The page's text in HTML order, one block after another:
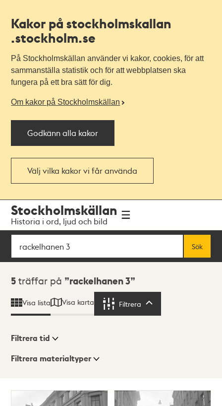
Kakor på stockholmskallan
.stockholm.se
På Stockholmskällan använder vi kakor, cookies, för att
sammanställa statistik och för att webbplatsen ska
fungera på ett bra sätt för dig.
Om kakor på Stockholmskällan
Godkänn alla kakor
Välj vilka kakor vi får använda
navigationen
huvudinnehållet
Stockholmskällan
Historia i ord, ljud och bild
Sök
Sök
Sökresultat
5 träffar på rackelhanen 3
Visa lista Visa karta Filtrera
Visningsläge
ListaKarta
Filtrera tid
Filtrera materialtyper